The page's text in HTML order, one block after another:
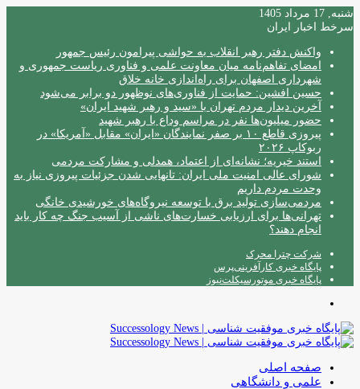
شنبه, 17 مرداد 1405
سرخط اخبار ایران
واکنش دفتر رهبر انقلاب به حواشی پیرامون رئیس جمهور
امضای تفاهم‌نامه میان معاونت علمی و فناوری ریاست جمهوری و
شهرداری اصفهان برای راه‌اندازی خانه خلاق
حسین افشین: حمایت از فناوری‌های نوظهور دو برابر می‌شود
آخرین دیدار مردم تهران با «سید و رهبر شهید ایران»
حضور میلیون‌ها نفر در مراسم وداع با رهبر شهید
پیروزی قاطع ۱۰ بر صفر نمایندگان «ایران» مقابل «آمریکا» در
ربوکاپ ۲۰۲۶
استند خیریه؛ نشانه‌ای از اعتماد، همدلی و مشارکت مردمی
شورای عالی امنیت ملی ایران: تانهایی شدن جزئیات پیروزی نیاز به
وحدت مردم داریم
مردمی‌سازی تولید برق با توسعه نیروگاه‌های خورشیدی خانگی
تهرانی‌ها برای ارزیابی خسارت‌های ناشی از آسیب جنگ چه کار باید
انجام دهند؟
شرکت چترا محرک
پایگاه خبری کارآفرینی‌پرس
پایگاه خبری موتورسیکلت‌نیوز
صفحه اصلی
علمی و دانشگاهی